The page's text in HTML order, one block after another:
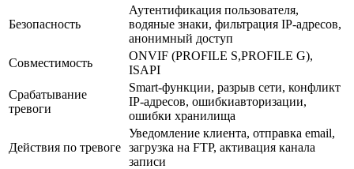
Безопасность
Аутентификация пользователя,
водяные знаки, фильтрация IP-адресов,
анонимный доступ
Совместимость
ONVIF (PROFILE S,PROFILE G),
ISAPI
Срабатывание
тревоги
Smart-функции, разрыв сети, конфликт
IP-адресов, ошибкиавторизации,
ошибки хранилища
Действия по тревоге
Уведомление клиента, отправка email,
загрузка на FTP, активация канала
записи